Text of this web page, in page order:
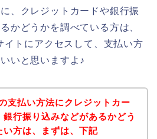
、クレジットカードや銀行振
かどうかを調べている方は、
トにアクセスして、支払い方
いと思いますよ♪
支払い方法にクレジットカー
銀行振り込みなどがあるかどう
い方は、まずは、下記